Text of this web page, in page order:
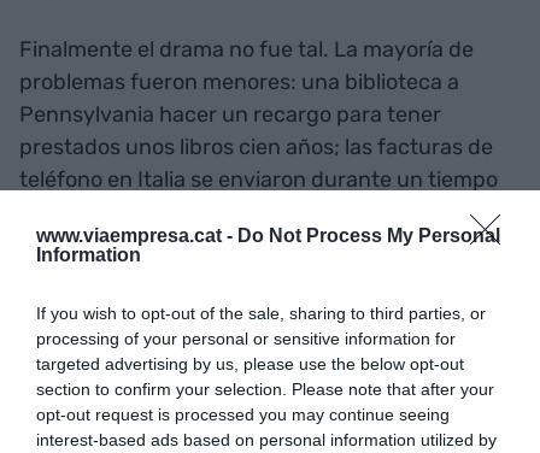
www.viaempresa.cat - Do Not Process My Personal
Information
If you wish to opt-out of the sale, sharing to third parties, or
processing of your personal or sensitive information for
targeted advertising by us, please use the below opt-out
section to confirm your selection. Please note that after your
opt-out request is processed you may continue seeing
interest-based ads based on personal information utilized by
Finalmente el drama no fue tal. La mayoría de
problemas fueron menores: una biblioteca a
Pennsylvania hacer un recargo para tener
prestados unos libros cien años; las facturas de
teléfono en Italia se enviaron durante un tiempo
con fecha del 1900... En España se detectaron
algunosproblemas menores a las centrales
parquímetros dejaron de aceptar los tickets.
Si los problemas no fueron además, pero, fue por
la gran inversión que muchos gobiernos y
empresas hicieron para evitarlos.En los